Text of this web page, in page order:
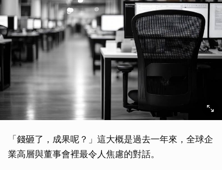
「錢砸了，成果呢？」這大概是過去一年來，全球企
業高層與董事會裡最令人焦慮的對話。